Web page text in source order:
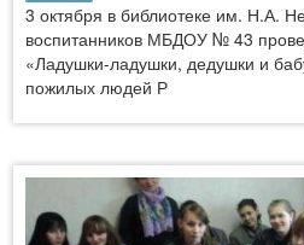
3 октября в библиотеке им. Н.А.
воспитанников МБДОУ № 43
«Ладушки-ладушки, дедушки и
пожилых людей Р